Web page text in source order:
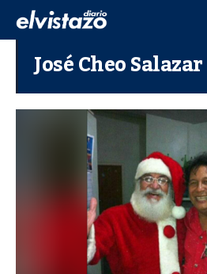
José Cheo Salazar